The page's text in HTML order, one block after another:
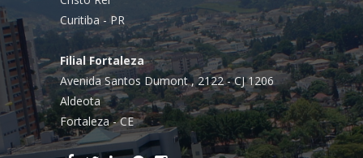
Curitiba - PR
Filial Fortaleza
Avenida Santos Dumont , 2122 - CJ 1206
Aldeota
Fortaleza - CE